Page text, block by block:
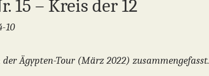
15 – Kreis der 12
10
Ägypten-Tour (März 2022) zusammengefasst.